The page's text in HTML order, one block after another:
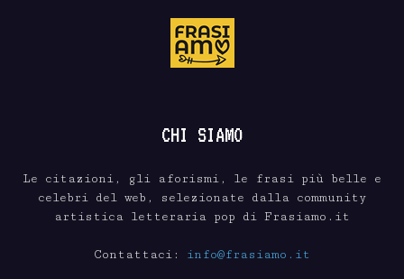
CHI SIAMO
Le citazioni, gli aforismi, le frasi più belle e
celebri del web, selezionate dalla community
artistica letteraria pop di Frasiamo.it
Contattaci: info@frasiamo.it